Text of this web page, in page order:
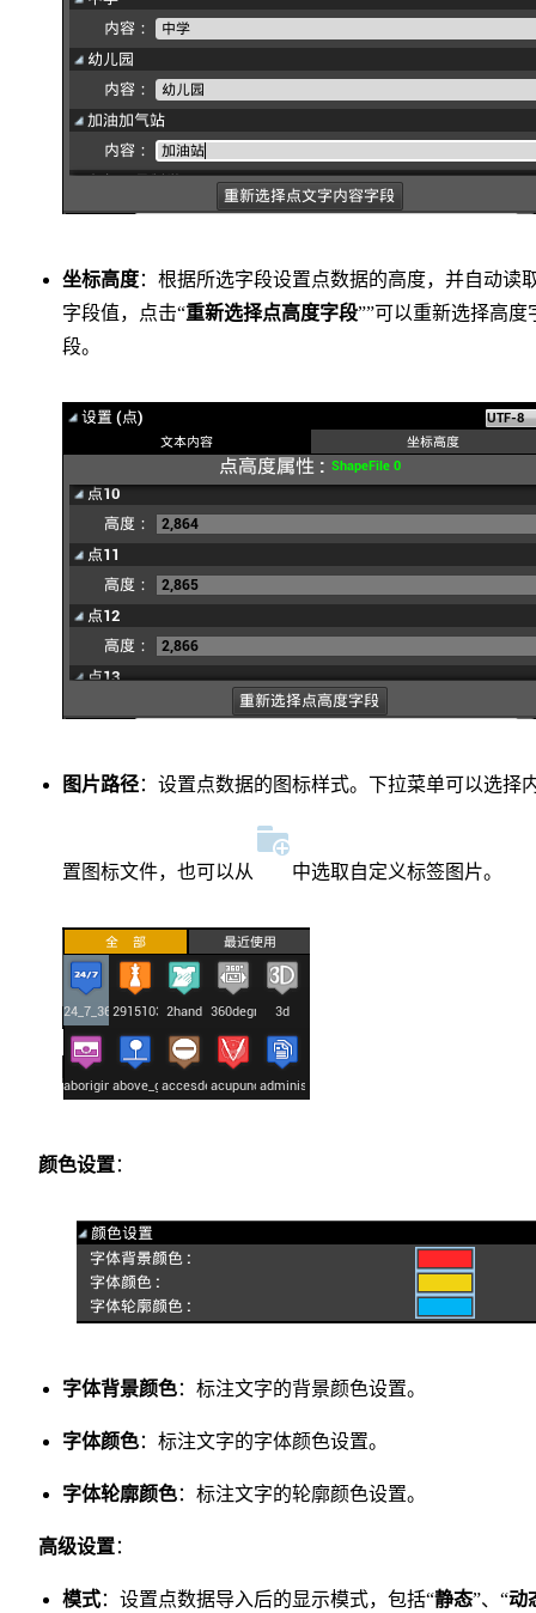
坐标高度：根据所选字段设置点数据的高度，并自动读
字段值，点击“重新选择点高度字段””可以重新选择高度
段。
图片路径：设置点数据的图标样式。下拉菜单可以选择
置图标文件，也可以从 中选取自定义标签图片。
颜色设置：
字体背景颜色：标注文字的背景颜色设置。
字体颜色：标注文字的字体颜色设置。
字体轮廓颜色：标注文字的轮廓颜色设置。
高级设置：
模式：设置点数据导入后的显示模式，包括“静态”、“动